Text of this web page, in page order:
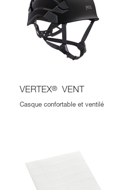
VERTEX® VENT
Casque confortable et ventilé